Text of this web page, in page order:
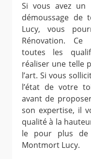
Si vous avez
démoussage de
Lucy, vous
Rénovation.
toutes les
réaliser une telle
l’art. Si vous
l’état de votre
avant de
son expertise, il
qualité à la
le pour plus de
Montmort Lucy.